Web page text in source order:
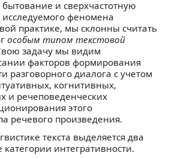
и сверхчастотную
исследуемого феномена
практике, мы склонны считать
особым типом текстовой
задачу мы видим
факторов формирования
разговорного диалога с учетом
когнитивных,
и речеповеденческих
этого
речевого произведения.
текста выделяется два
категории интегративности.